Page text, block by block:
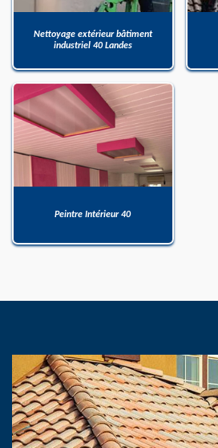
Nettoyage extérieur bâtiment
industriel 40 Landes
Peintre Intérieur 40